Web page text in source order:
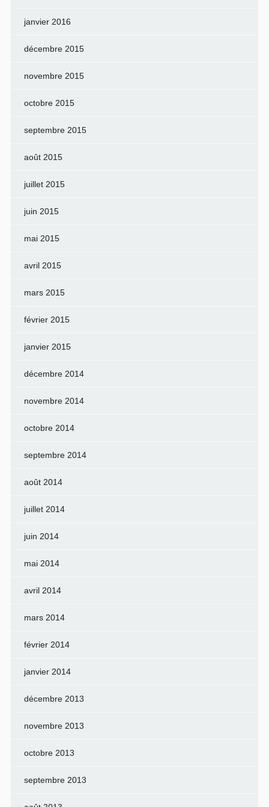
janvier 2016
décembre 2015
novembre 2015
octobre 2015
septembre 2015
août 2015
juillet 2015
juin 2015
mai 2015
avril 2015
mars 2015
février 2015
janvier 2015
décembre 2014
novembre 2014
octobre 2014
septembre 2014
août 2014
juillet 2014
juin 2014
mai 2014
avril 2014
mars 2014
février 2014
janvier 2014
décembre 2013
novembre 2013
octobre 2013
septembre 2013